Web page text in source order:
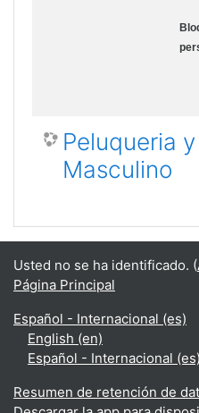
Peluqueria
Masculino
Usted no se ha identificado. (
Página Principal
Español - Internacional ‎(es)‎
English ‎(en)‎
Español - Internacional ‎(es)‎
Resumen de retención de